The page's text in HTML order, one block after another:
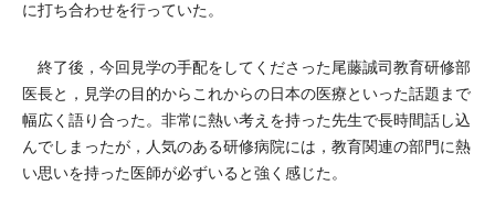
に打ち合わせを行っていた。
終了後，今回見学の手配をしてくださった尾藤誠司教育研修部
医長と，見学の目的からこれからの日本の医療といった話題まで
幅広く語り合った。非常に熱い考えを持った先生で長時間話し込
んでしまったが，人気のある研修病院には，教育関連の部門に熱
い思いを持った医師が必ずいると強く感じた。